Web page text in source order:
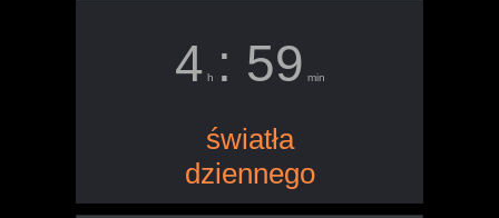
4 h : 59 min
światła
dziennego